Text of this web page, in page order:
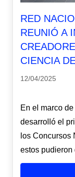
RED
REUNIÓ A
CIENCIA
12/04/2025
En el marco
desarrolló el
los Concursos
estos